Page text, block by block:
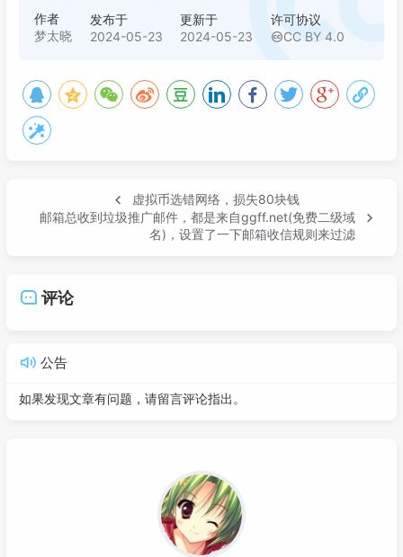
作者
梦太晓
发布于
2024-05-23
更新于
2024-05-23
许可协议
CC BY 4.0
虚拟币选错网络，损失80块钱
邮箱总收到垃圾推广邮件，都是来自ggff.net(免费二级域
名)，设置了一下邮箱收信规则来过滤
评论
公告
如果发现文章有问题，请留言评论指出。